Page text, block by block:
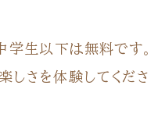
生以下は無料です。
しさを体験してくださ